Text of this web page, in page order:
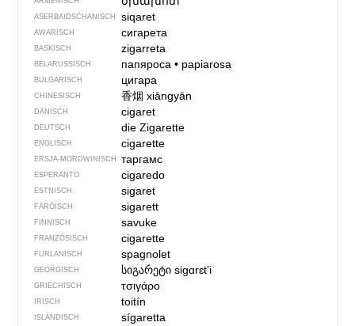
ASERBAIDSCHANISCH siqaret
AWARISCH сигарета
BASKISCH zigarreta
BELARUSSISCH папяроса• papiarosa
BULGARISCH цигара
CHINESISCH 香烟xiāngyān
DÄNISCH cigaret
DEUTSCH die Zigarette
ENGLISCH cigarette
ERSJA-MORDWINISCH таргамс
ESPERANTO cigaredo
ESTNISCH sigaret
FÄRÖISCH sigarett
FINNISCH savuke
FRANZÖSISCH cigarette
FURLANISCH spagnolet
GEORGISCH სიგარეტიsigɑrɛtʼi
GRIECHISCH τσιγάρο
IRISCH toitín
ISLÄNDISCH sígaretta